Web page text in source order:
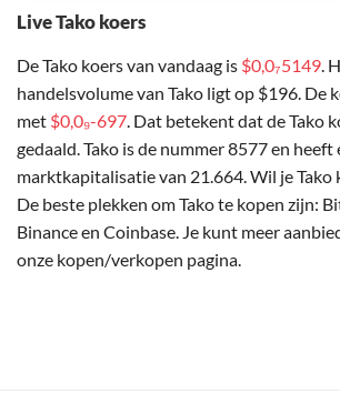
Live Tako koers
De Tako koers van vandaag is $0,0₇5149.
handelsvolume van Tako ligt op $196. De
met $0,0₉-697. Dat betekent dat de Tako
gedaald. Tako is de nummer 8577 en heeft
marktkapitalisatie van 21.664. Wil je Tako
De beste plekken om Tako te kopen zijn:
Binance en Coinbase. Je kunt meer
onze kopen/verkopen pagina.